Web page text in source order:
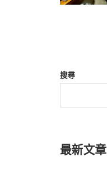
搜尋
最新文章